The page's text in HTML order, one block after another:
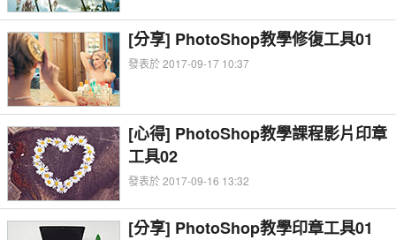
[分享] PhotoShop教學修復工具01
發表於 2017-09-17 10:37
[心得] PhotoShop教學課程影片印章
工具02
發表於 2017-09-16 13:32
[分享] PhotoShop教學印章工具01